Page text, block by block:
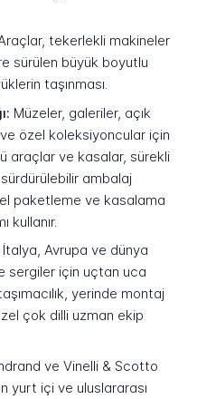
tekerlekli makineler
sürülen büyük boyutlu
taşınması.
Müzeler, galeriler, açık
özel koleksiyoncular için
araçlar ve kasalar, sürekli
ambalaj
paketleme ve kasalama
kullanır.
İtalya, Avrupa ve dünya
sergiler için uçtan uca
yerinde montaj
çok dilli uzman ekip
ve Vinelli & Scotto
yurt içi ve uluslararası